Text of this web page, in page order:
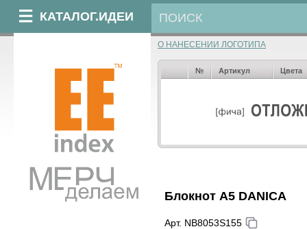
КАТАЛОГ.ИДЕИ
О НАНЕСЕНИИ ЛОГОТИПА
№ Артикул Цвета
Блокнот А5 DANICA
Арт. NB8053S155